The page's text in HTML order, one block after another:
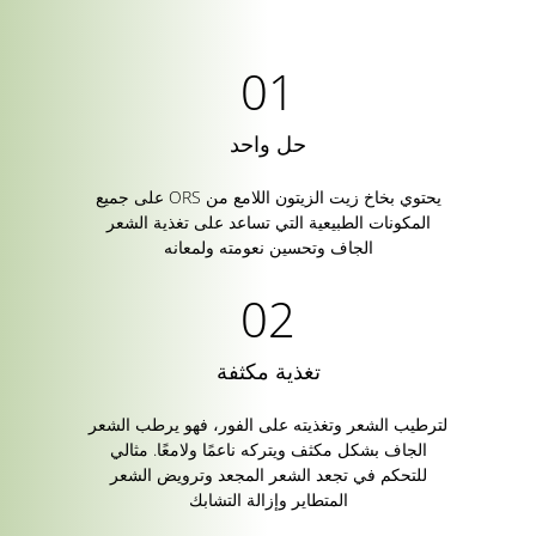
حل واحد
يحتوي بخاخ زيت الزيتون اللامع من ORS على جميع
المكونات الطبيعية التي تساعد على تغذية الشعر
الجاف وتحسين نعومته ولمعانه
تغذية مكثفة
لترطيب الشعر وتغذيته على الفور، فهو يرطب الشعر
الجاف بشكل مكثف ويتركه ناعمًا ولامعًا. مثالي
للتحكم في تجعد الشعر المجعد وترويض الشعر
المتطاير وإزالة التشابك